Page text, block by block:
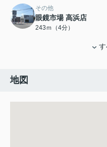
その他
眼鏡市場 高浜店
243ｍ（4分）
地図